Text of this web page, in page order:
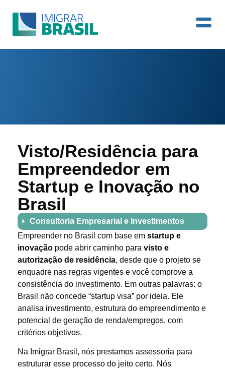
Visto/Residência para
Empreendedor em
Startup e Inovação no
Brasil
Consultoria Empresarial e Investimentos
Empreender no Brasil com base em startup e
inovação pode abrir caminho para visto e
autorização de residência, desde que o projeto se
enquadre nas regras vigentes e você comprove a
consistência do investimento. Em outras palavras: o
Brasil não concede “startup visa” por ideia. Ele
analisa investimento, estrutura do empreendimento e
potencial de geração de renda/empregos, com
critérios objetivos.
Na Imigrar Brasil, nós prestamos assessoria para
estruturar esse processo do jeito certo. Nós